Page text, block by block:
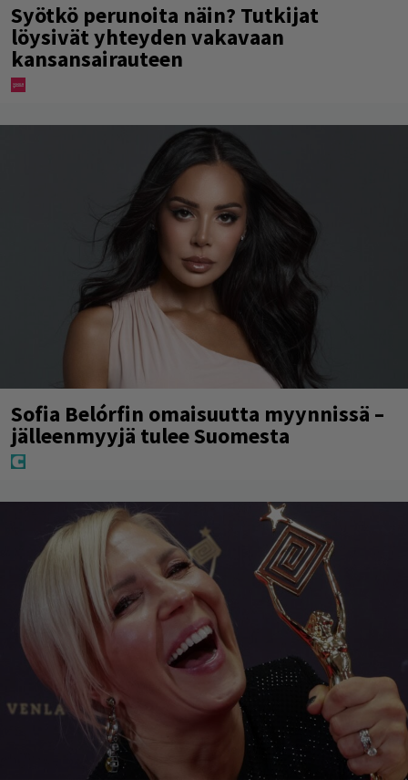
Syötkö perunoita näin? Tutkijat
löysivät yhteyden vakavaan
kansansairauteen
Sofia Belórfin omaisuutta myynnissä –
jälleenmyyjä tulee Suomesta